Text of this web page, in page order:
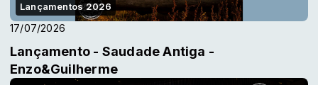
Lançamentos 2026
17/07/2026
Lançamento - Saudade Antiga -
Enzo&Guilherme